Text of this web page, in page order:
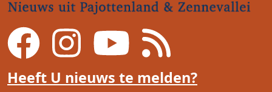
Heeft U nieuws te melden?